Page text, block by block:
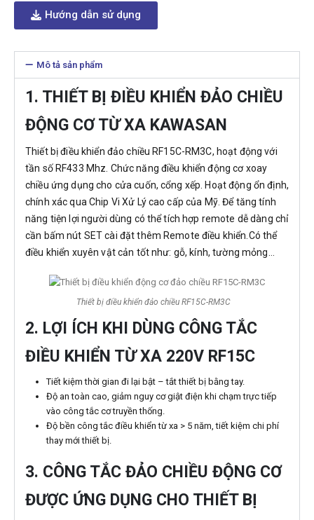
Hướng dẫn sử dụng
Mô tả sản phẩm
1. THIẾT BỊ ĐIỀU KHIỂN ĐẢO CHIỀU
ĐỘNG CƠ TỪ XA KAWASAN
Thiết bị điều khiển đảo chiều RF15C-RM3C, hoạt động với
tần số RF433 Mhz. Chức năng điều khiển động cơ xoay
chiều ứng dụng cho cửa cuốn, cổng xếp. Hoạt động ổn định,
chính xác qua Chip Vi Xử Lý cao cấp của Mỹ. Để tăng tính
năng tiện lợi người dùng có thể tích hợp remote dễ dàng chỉ
cần bấm nút SET cài đặt thêm Remote điều khiển.Có thể
điều khiển xuyên vật cản tốt như: gỗ, kính, tường mỏng…
Thiết bị điều khiển đảo chiều RF15C-RM3C
2. LỢI ÍCH KHI DÙNG CÔNG TẮC
ĐIỀU KHIỂN TỪ XA 220V RF15C
Tiết kiệm thời gian đi lại bật – tắt thiết bị bằng tay.
Độ an toàn cao, giảm nguy cơ giật điện khi chạm trực tiếp
vào công tắc cơ truyền thống.
Độ bền công tắc điều khiển từ xa > 5 năm, tiết kiệm chi phí
thay mới thiết bị.
3. CÔNG TẮC ĐẢO CHIỀU ĐỘNG CƠ
ĐƯỢC ỨNG DỤNG CHO THIẾT BỊ